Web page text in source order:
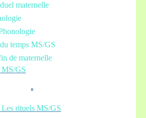
maternelle
temps MS/GS
de maternelle
MS/GS
Les rituels MS/GS